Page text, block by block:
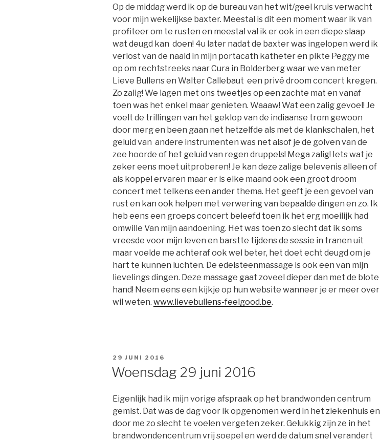
Op de middag werd ik op de bureau van het wit/geel kruis verwacht
voor mijn wekelijkse baxter. Meestal is dit een moment waar ik van
profiteer om te rusten en meestal val ik er ook in een diepe slaap
wat deugd kan doen! 4u later nadat de baxter was ingelopen werd ik
verlost van de naald in mijn portacath katheter en pikte Peggy me
op om rechtstreeks naar Cura in Bolderberg waar we van meter
Lieve Bullens en Walter Callebaut een privé droom concert kregen.
Zo zalig! We lagen met ons tweetjes op een zachte mat en vanaf
toen was het enkel maar genieten. Waaaw! Wat een zalig gevoel! Je
voelt de trillingen van het geklop van de indiaanse trom gewoon
door merg en been gaan net hetzelfde als met de klankschalen, het
geluid van andere instrumenten was net alsof je de golven van de
zee hoorde of het geluid van regen druppels! Mega zalig! Iets wat je
zeker eens moet uitproberen! Je kan deze zalige belevenis alleen of
als koppel ervaren maar er is elke maand ook een groot droom
concert met telkens een ander thema. Het geeft je een gevoel van
rust en kan ook helpen met verwering van bepaalde dingen en zo. Ik
heb eens een groeps concert beleefd toen ik het erg moeilijk had
omwille Van mijn aandoening. Het was toen zo slecht dat ik soms
vreesde voor mijn leven en barstte tijdens de sessie in tranen uit
maar voelde me achteraf ook wel beter, het doet echt deugd om je
hart te kunnen luchten. De edelsteenmassage is ook een van mijn
lievelings dingen. Deze massage gaat zoveel dieper dan met de blote
hand! Neem eens een kijkje op hun website wanneer je er meer over
wil weten. www.lievebullens-feelgood.be.
GEPLAATST
29 JUNI 2016
Woensdag 29 juni 2016
Eigenlijk had ik mijn vorige afspraak op het brandwonden centrum
gemist. Dat was de dag voor ik opgenomen werd in het ziekenhuis en
door me zo slecht te voelen vergeten zeker. Gelukkig zijn ze in het
brandwondencentrum vrij soepel en werd de datum snel verandert